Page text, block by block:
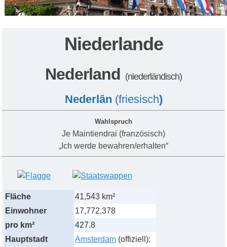
Niederlande
Nederland (niederländisch)
Nederlân (friesisch)
Wahlspruch
Je Maintiendrai (französisch)
„Ich werde bewahren/erhalten“
Fläche
41,543 km²
Einwohner
17,772,378
pro km²
427.8
Hauptstadt
Amsterdam (offiziell);